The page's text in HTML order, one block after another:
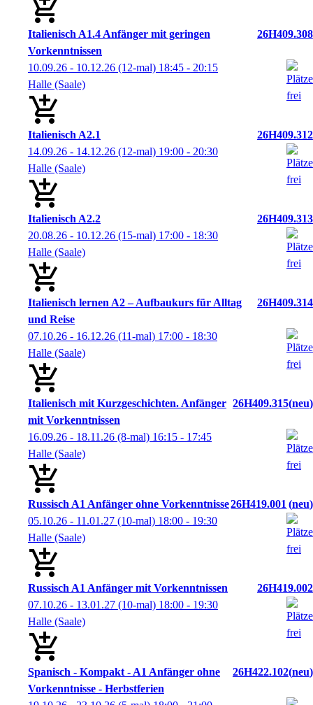
Italienisch A1.4 Anfänger mit geringen
Vorkenntnissen
26H409.308
10.09.26 - 10.12.26 (12-mal) 18:45 - 20:15
Halle (Saale)
Italienisch A2.1
26H409.312
14.09.26 - 14.12.26 (12-mal) 19:00 - 20:30
Halle (Saale)
Italienisch A2.2
26H409.313
20.08.26 - 10.12.26 (15-mal) 17:00 - 18:30
Halle (Saale)
Italienisch lernen A2 – Aufbaukurs für Alltag
und Reise
26H409.314
07.10.26 - 16.12.26 (11-mal) 17:00 - 18:30
Halle (Saale)
Italienisch mit Kurzgeschichten. Anfänger
mit Vorkenntnissen
26H409.315 neu
16.09.26 - 18.11.26 (8-mal) 16:15 - 17:45
Halle (Saale)
Russisch A1 Anfänger ohne Vorkenntnisse26H419.001 neu
05.10.26 - 11.01.27 (10-mal) 18:00 - 19:30
Halle (Saale)
Russisch A1 Anfänger mit Vorkenntnissen
26H419.002
07.10.26 - 13.01.27 (10-mal) 18:00 - 19:30
Halle (Saale)
Spanisch - Kompakt - A1 Anfänger ohne
Vorkenntnisse - Herbstferien
26H422.102 neu